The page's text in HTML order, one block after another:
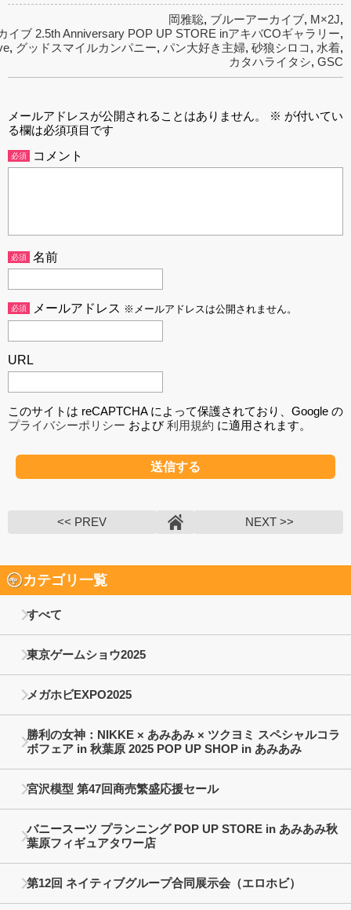
岡雅聡, ブルーアーカイブ, M×2J,
イブ 2.5th Anniversary POP UP STORE inアキバCOギャラリー,
, グッドスマイルカンパニー, パン大好き主婦, 砂狼シロコ , 水着,
カタハライタシ, GSC
メールアドレスが公開されることはありません。 ※ が付いてい
る欄は必須項目です
必須 コメント
必須 名前
必須 メールアドレス ※メールアドレスは公開されません。
URL
このサイトは reCAPTCHA によって保護されており、Google の
プライバシーポリシー および利用規約 に適用されます。
<< PREV NEXT >>
カテゴリ一覧
すべて
東京ゲームショウ2025
メガホビEXPO2025
勝利の女神：NIKKE × あみあみ × ツクヨミ スペシャルコラ
ボフェア in 秋葉原 2025 POP UP SHOP in あみあみ
宮沢模型 第47回商売繁盛応援セール
バニースーツ プランニング POP UP STORE in あみあみ秋
葉原フィギュアタワー店
第12回 ネイティブグループ合同展示会（エロホビ）